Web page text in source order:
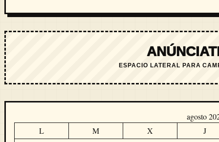
ESPACIO LATERAL PARA
agosto
L
M X J